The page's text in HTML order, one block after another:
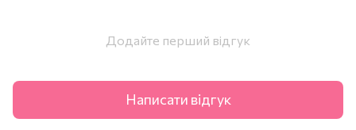
Додайте перший відгук
Написати відгук